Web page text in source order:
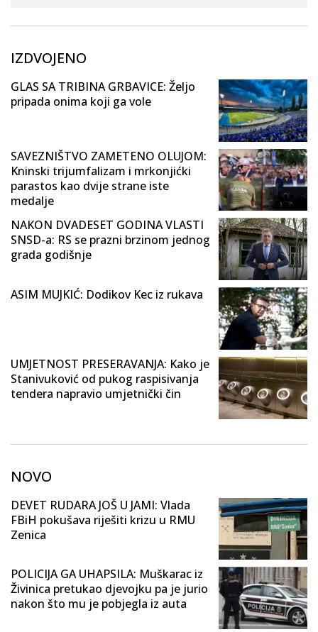
IZDVOJENO
GLAS SA TRIBINA GRBAVICE: Željo
pripada onima koji ga vole
SAVEZNIŠTVO ZAMETENO OLUJOM:
Kninski trijumfalizam i mrkonjićki
parastos kao dvije strane iste
medalje
NAKON DVADESET GODINA VLASTI
SNSD-a: RS se prazni brzinom jednog
grada godišnje
ASIM MUJKIĆ: Dodikov Kec iz rukava
UMJETNOST PRESERAVANJA: Kako je
Stanivuković od pukog raspisivanja
tendera napravio umjetnički čin
NOVO
DEVET RUDARA JOŠ U JAMI: Vlada
FBiH pokušava riješiti krizu u RMU
Zenica
POLICIJA GA UHAPSILA: Muškarac iz
Živinica pretukao djevojku pa je jurio
nakon što mu je pobjegla iz auta